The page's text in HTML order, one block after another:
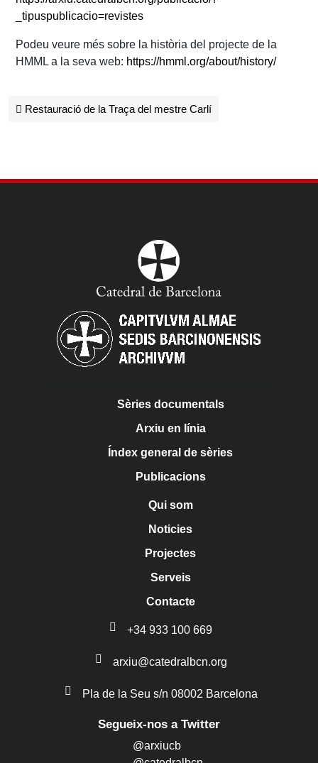
_tipuspublicacio=revistes
Podeu veure més sobre la història del projecte de la
HMML a la seva web: https://hmml.org/about/history/
Navegació de les entrades
Restauració de la Traça del mestre Carlí
Sèries documentals
Arxiu en línia
Índex general de sèries
Publicacions
Qui som
Noticies
Projectes
Serveis
Contacte
+34 933 100 669
arxiu@catedralbcn.org
Pla de la Seu s/n 08002 Barcelona
Segueix-nos a Twitter
@arxiucb